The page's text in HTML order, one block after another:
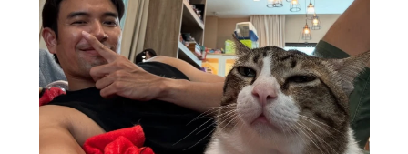
อลังการระดับเวทีโลก!